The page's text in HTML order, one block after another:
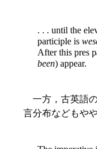
. . . until the
participle is
After this pres
been) appear.
一方，古英語
言分布などもや